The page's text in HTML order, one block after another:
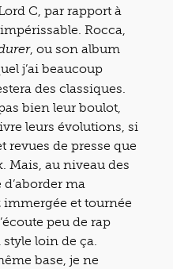
C, par rapport à
Rocca,
, ou son album
j’ai beaucoup
des classiques.
bien leur boulot,
leurs évolutions, si
revues de presse que
Mais, au niveau des
ma
et tournée
peu de rap
loin de ça.
base, je ne